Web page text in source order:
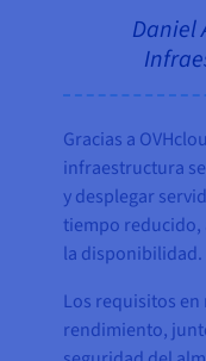
Daniel
Gracias a
infraestructura
y desplegar
tiempo reducido,
la disponibilidad.
Los requisitos
rendimiento,